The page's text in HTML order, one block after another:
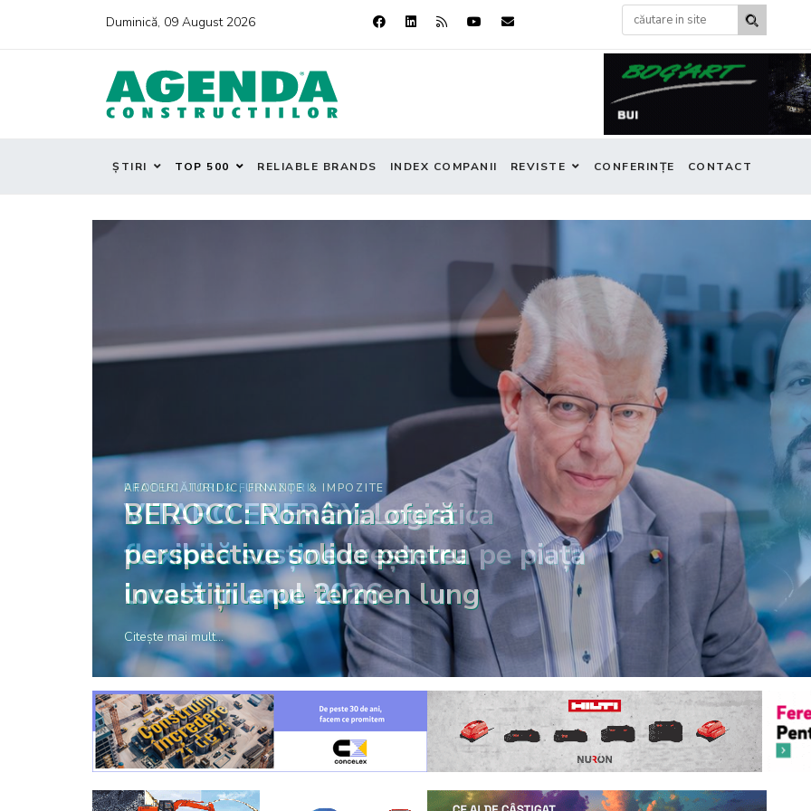
Duminică, 09 August 2026
ȘTIRI TOP 500 RELIABLE BRANDS INDEX COMPANII REVISTE CONFERINȚE CONTACT
AFACERI, JURIDIC, FINANȚE & IMPOZITE
BEROCC: România oferă
perspective solide pentru
investițiile pe termen lung
Citește mai mult...